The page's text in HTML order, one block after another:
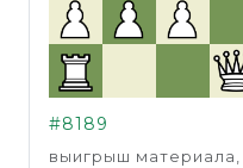
#8189
выигрыш материала,